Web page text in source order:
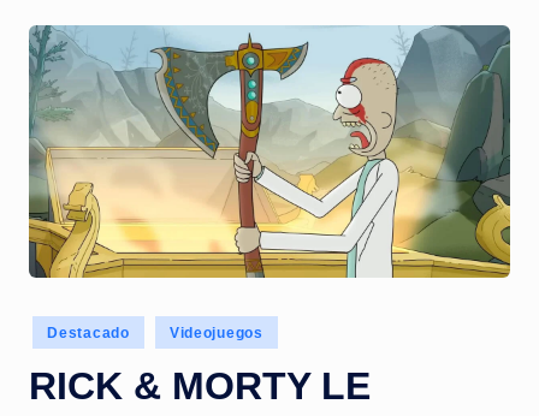
a
r
N
o
g
u
e
d
Publicado
en
Destacado Videojuegos
RICK & MORTY LE